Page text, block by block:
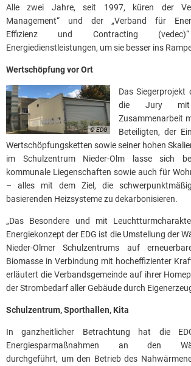
Alle zwei Jahre, seit 1997, küren der
Management“ und der „Verband für
Effizienz und Contracting (vedec)“
Energiedienstleistungen, um sie besser ins
Wertschöpfung vor Ort
© EDG
Das Siegerprojekt
die Jury mit
Zusammenarbeit
Beteiligten, der
Wertschöpfungsketten sowie seiner hohen
im Schulzentrum Nieder-Olm lasse sich
kommunale Liegenschaften sowie auch für
– alles mit dem Ziel, die
basierenden Heizsysteme zu dekarbonisieren.
„Das Besondere und mit
Energiekonzept der EDG ist die Umstellung der
Nieder-Olmer Schulzentrums auf
Biomasse in Verbindung mit hocheffizienter
erläutert die Verbandsgemeinde auf ihrer
der Strombedarf aller Gebäude durch
Schulzentrum, Sporthallen, Kita
In ganzheitlicher Betrachtung hat die
Energiesparmaßnahmen an den
durchgeführt, um den Betrieb des